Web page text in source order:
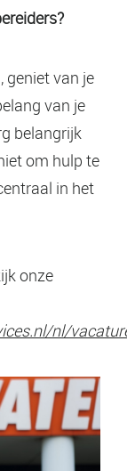
geniet van je
van je
belangrijk
om hulp te
in het
onze
nl/